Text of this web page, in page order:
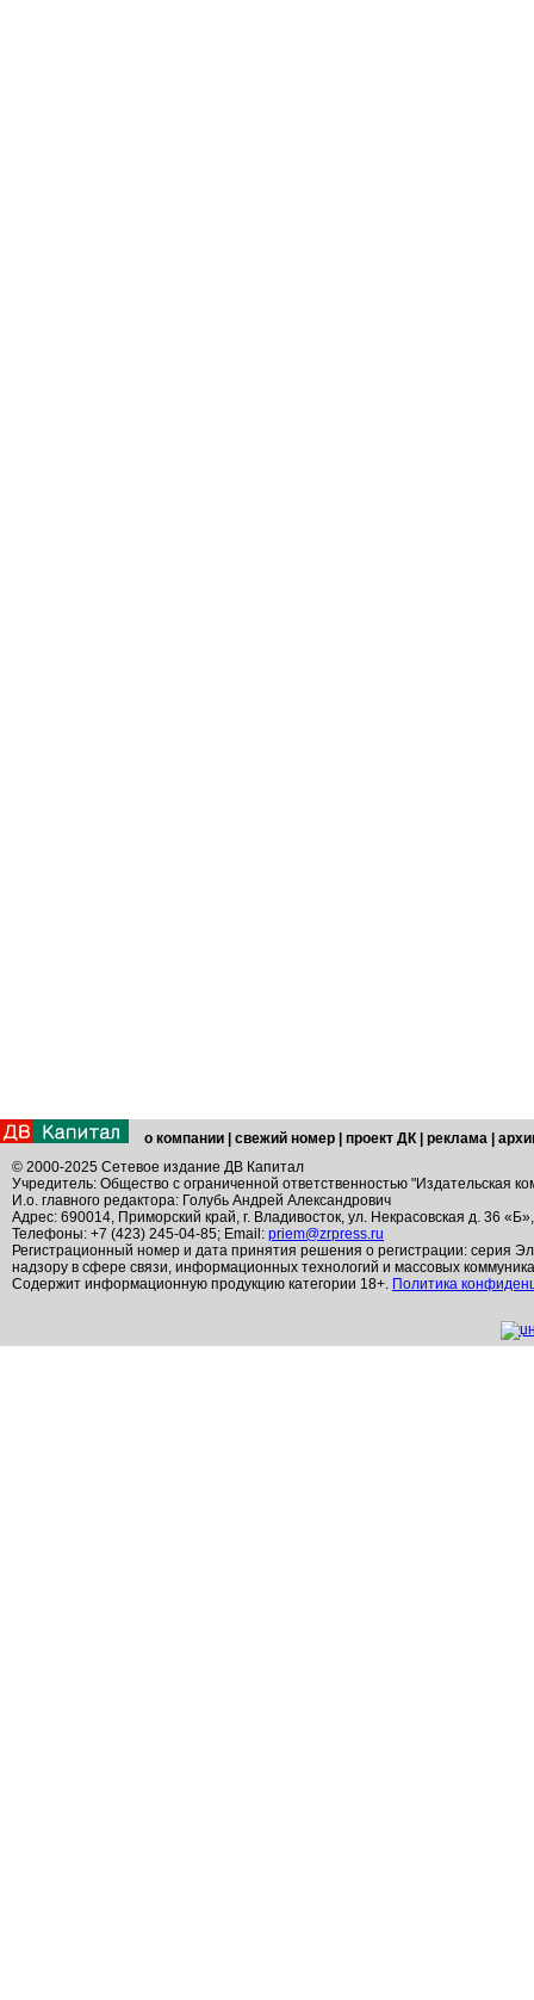
о компании свежий номер проект ДК реклама
© 2000-2025 Сетевое издание ДВ Капитал
Учредитель: Общество с ограниченной ответственностью "Издательская
И.о. главного редактора: Голубь Андрей Александрович
Адрес: 690014, Приморский край, г. Владивосток, ул. Некрасовская д. 36
Телефоны: +7 (423) 245-04-85; Email: priem@zrpress.ru
Регистрационный номер и дата принятия решения о регистрации: серия
надзору в сфере связи, информационных технологий и массовых
Содержит информационную продукцию категории 18+. Политика